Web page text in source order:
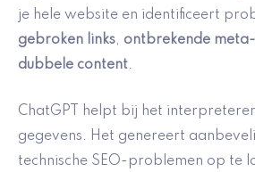
je hele website en identificeert
gebroken links, ontbrekende
dubbele content.
ChatGPT helpt bij het
gegevens. Het genereert
technische SEO-problemen op te